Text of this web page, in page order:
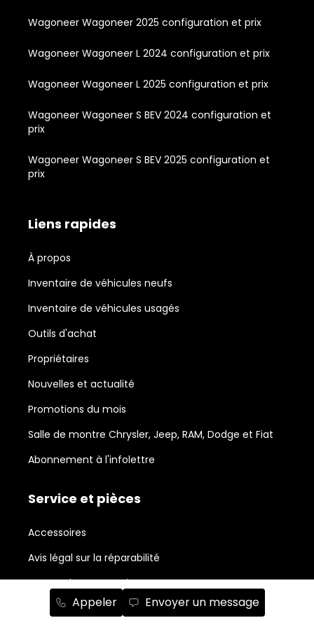
Appeler Envoyer un message
Wagoneer Wagoneer 2025 configuration et prix
Wagoneer Wagoneer L 2024 configuration et prix
Wagoneer Wagoneer L 2025 configuration et prix
Wagoneer Wagoneer S BEV 2024 configuration et
prix
Wagoneer Wagoneer S BEV 2025 configuration et
prix
Liens rapides
À propos
Inventaire de véhicules neufs
Inventaire de véhicules usagés
Outils d'achat
Propriétaires
Nouvelles et actualité
Promotions du mois
Salle de montre Chrysler, Jeep, RAM, Dodge et Fiat
Abonnement à l'infolettre
Service et pièces
Accessoires
Avis légal sur la réparabilité
Centre de carrosserie
Commande de pièces